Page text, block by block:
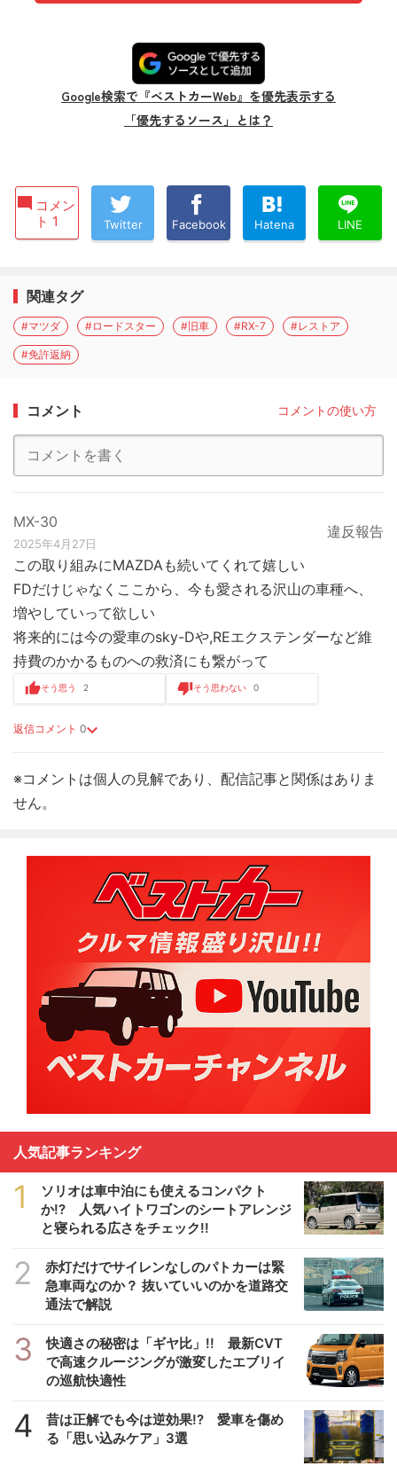
Google検索で『ベストカーWeb』を優先表示する
「優先するソース」とは？
コメン
ト 1
Twitter Facebook Hatena LINE
関連タグ
#マツダ #ロードスター #旧車 #RX-7 #レストア
#免許返納
コメント コメントの使い方
MX-30
2025年4月27日
違反報告
この取り組みにMAZDAも続いてくれて嬉しい
FDだけじゃなくここから、今も愛される沢山の車種へ、
増やしていって欲しい
将来的には今の愛車のsky-Dや,REエクステンダーなど維
持費のかかるものへの救済にも繋がって
返信コメント 0
そう思う 2 そう思わない 0
※コメントは個人の見解であり、配信記事と関係はありま
せん。
人気記事ランキング
1
ソリオは車中泊にも使えるコンパクト
か!? 人気ハイトワゴンのシートアレンジ
と寝られる広さをチェック!!
2
赤灯だけでサイレンなしのパトカーは緊
急車両なのか？ 抜いていいのかを道路交
通法で解説
3
快適さの秘密は「ギヤ比」!! 最新CVT
で高速クルージングが激変したエブリイ
の巡航快適性
4
昔は正解でも今は逆効果!? 愛車を傷め
る「思い込みケア」3選